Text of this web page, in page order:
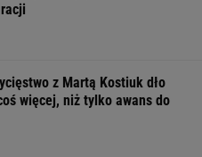
z Martą Kostiuk dło
więcej, niż tylko awans do